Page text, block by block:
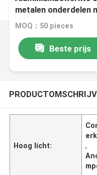
metalen onderdelen
MOQ：50 pieces
Beste prijs
Hoog licht:
,